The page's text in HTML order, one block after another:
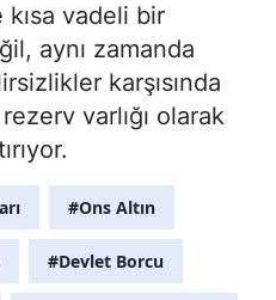
kısa vadeli bir
aynı zamanda
karşısında
varlığı olarak
#Ons Altın
#Devlet Borcu